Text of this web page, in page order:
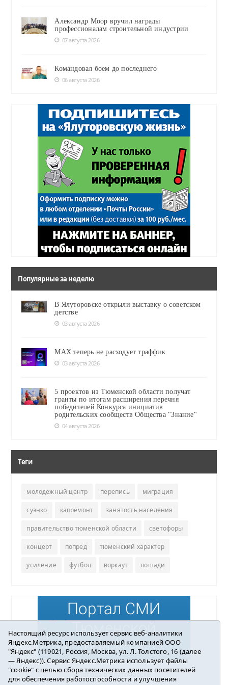
Александр Моор вручил награды
профессионалам строительной индустрии
07 августа 2026
Командовал боем до последнего
06 августа 2026
Популярные за неделю
В Ялуторовске открыли выставку о советском
детстве
03 августа 2026
MAX теперь не расходует траффик
03 августа 2026
5 проектов из Тюменской области получат
гранты по итогам расширения перечня
победителей Конкурса инициатив
родительских сообществ Общества "Знание"
04 августа 2026
Теги
молодежный центр перепись миграция
суэнко капремонт занятость населения
правительство тюменской области светофоры
концерт попред тюменский характер
усиление футбол воркаут лошади
Погода в Ялуторовске
Настоящий ресурс использует сервис веб-аналитики
Яндекс.Метрика, предоставляемый компанией ООО
"Яндекс" (119021, Россия, Москва, ул. Л. Толстого, 16 (далее
— Яндекс)). Сервис Яндекс.Метрика использует файлы
"cookie" с целью сбора технических данных посетителей
для обеспечения работоспособности и улучшения